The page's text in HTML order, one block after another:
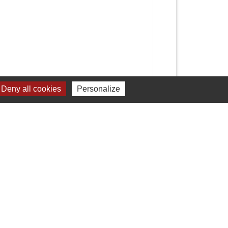
all cookies Personalize